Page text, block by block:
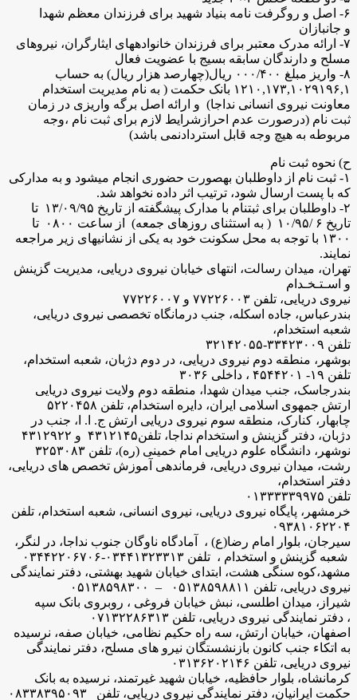
۶- اصل و روگرفت نامه بنیاد شهید برای فرزندان معظم شهدا
و جانبازان
۷- ارائه مدرک معتبر برای فرزندان خانوادههای ایثارگران، نیروهای
مسلح و دارندگان سابقه بسیج با عضویت فعال
۸- واریز مبلغ ۰۰۰/۴۰۰ ریال(چهارصد هزار ریال) به حساب
۱۲۱۰,۱۷۳,۱۰۲۹۱۹۶,۱ بانک حکمت ( به نام مدیریت استخدام
معاونت نیروی انسانی نداجا) و ارائه اصل برگه واریزی در زمان
ثبت نام (درصورت عدم احرازشرایط لازم برای ثبت نام ،وجه
مربوطه به هیچ وجه قابل استردادنمی باشد)
ح) نحوه ثبت نام
۱- ثبت نام از داوطلبان بهصورت حضوری انجام میشود و به مدارکی
که با پست ارسال شود، ترتیب اثر داده نخواهد شد.
۲- داوطلبان برای ثبتنام با مدارک پیشگفته از تاریخ ۱۳/۰۹/۹۵ تا
تاریخ ۶ /۱۰/۹۵ ( به استثنای روزهای جمعه) از ساعت ۰۸۰۰ تا
۱۳۰۰ با توجه به محل سکونت خود به یکی از نشانی­های زیر مراجعه
نمایند.
تهران، میدان رسالت، انتهای خیابان نیروی دریایی، مدیریت گزینش
و اسـتـخـدام
نیروی دریایی، تلفن ۷۷۲۲۶۰۰۳ و ۷۷۲۲۶۰۰۷
بندرعباس، جاده اسکله، جنب درمانگاه تخصصی نیروی دریایی،
شعبه استخدام،
تلفن ۳۳۴۲۳۰۰۹-۳۲۱۴۲۰۵۵
بوشهر، منطقه دوم نیروی دریایی، در دوم دژبان، شعبه استخدام،
تلفن ۱۹- ۴۵۴۴۲۰۱ ، داخلی ۳۰۳۶
بندرجاسک، جنب میدان شهدا، منطقه دوم ولایت نیروی دریایی
ارتش جمهوی اسلامی ایران، دایره استخدام، تلفن ۵۲۲۰۴۵۸
چابهار، کنارک، منطقه سوم نیروی دریایی ارتش ج. ا. ا، جنب در
دژبان، دفتر گزینش و استخدام نداجا، تلفن۴۳۱۲۱۴۵ و ۴۳۱۲۹۲۲
نوشهر، دانشگاه علوم دریایی امام خمینی (ره)، تلفن ۳۲۵۳۰۸۳
رشت، میدان نیروی دریایی، فرماندهی آموزش تخصص های دریایی،
دفتر استخدام،
تلفن ۰۱۳۳۳۳۳۹۹۷۵
خرمشهر، پایگاه نیروی دریایی، نیروی انسانی، شعبه استخدام، تلفن
۰۹۳۸۱۰۶۲۲۰۴
سیرجان، بلوار امام رضا(ع) ، آمادگاه ناوگان جنوب نداجا، در لنگر،
شعبه گزینش و استخدام ، تلفن ۰۳۴۴۱۳۲۳۳۱۳-۰۳۴۴۲۲۰۶۷۰۶
مشهد،کوه سنگی هشت، ابتدای خیابان شهید بهشتی، دفتر نمایندگی
نیروی دریایی، تلفن ۰۵۱۳۸۵۹۸۸۱۱ – ۰۵۱۳۸۵۹۸۳۰۰
شیراز، میدان اطلسی، نبش خیابان فروغی ، روبروی بانک سپه
، دفتر نمایندگی نیروی دریایی، تلفن ۰۷۱۳۲۲۸۶۳۱۳
اصفهان، خیابان ارتش، سه راه حکیم نظامی، خیابان صفه، نرسیده
به اتکاء جنب کانون بازنشستگان نیرو های مسلح، دفتر نمایندگی
نیروی دریایی، تلفن ۰۳۱۳۶۲۰۲۱۴۶
کرمانشاه، بلوار حافظیه، خیابان شهید غیرتمند، نرسیده به بانک
حکمت ایرانیان، دفتر نمایندگی نیروی دریایی، تلفن ۰۸۳۳۸۳۹۵۰۹۳